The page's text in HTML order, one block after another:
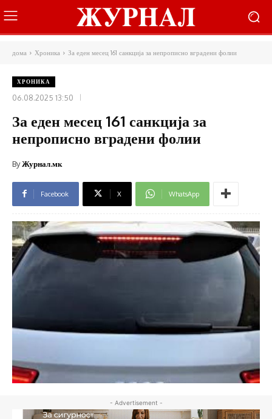
дома Хроника За еден месец 161 санкција за непрописно вградени фолии
ХРОНИКА
06.08.2025 13:50
За еден месец 161 санкција за
непрописно вградени фолии
ByЖурнал.мк
Facebook X WhatsApp
- Advertisement -